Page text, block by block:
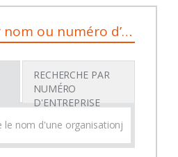
Recherche par nom ou numéro d’entreprise
RECHERCHE PAR
NUMÉRO
D'ENTREPRISE